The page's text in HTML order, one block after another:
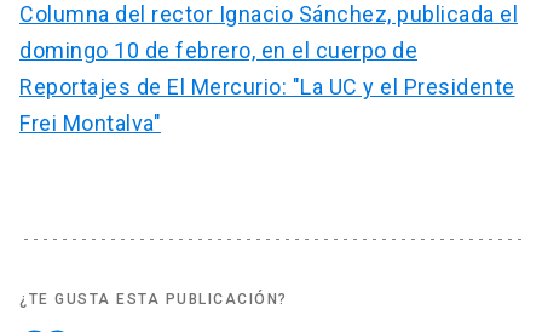
Columna del rector Ignacio Sánchez, publicada el
domingo 10 de febrero, en el cuerpo de
Reportajes de El Mercurio: "La UC y el Presidente
Frei Montalva"
¿TE GUSTA ESTA PUBLICACIÓN?